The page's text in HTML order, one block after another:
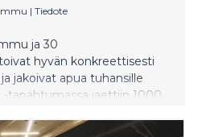
| Tiedote
ja 30
hyvän konkreettisesti
jakoivat apua tuhansille
tapahtumassa jaettiin 1000
katon alle. Yhteisölliseen